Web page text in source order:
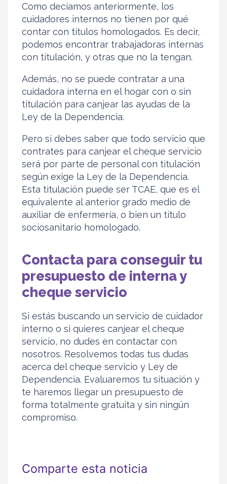
Como decíamos anteriormente, los
cuidadores internos no tienen por qué
contar con títulos homologados. Es decir,
podemos encontrar trabajadoras internas
con titulación, y otras que no la tengan.
Además, no se puede contratar a una
cuidadora interna en el hogar con o sin
titulación para canjear las ayudas de la
Ley de la Dependencia.
Pero sí debes saber que todo servicio que
contrates para canjear el cheque servicio
será por parte de personal con titulación
según exige la Ley de la Dependencia.
Esta titulación puede ser TCAE, que es el
equivalente al anterior grado medio de
auxiliar de enfermería, o bien un título
sociosanitario homologado.
Contacta para conseguir tu
presupuesto de interna y
cheque servicio
Si estás buscando un servicio de cuidador
interno o si quieres canjear el cheque
servicio, no dudes en contactar con
nosotros. Resolvemos todas tus dudas
acerca del cheque servicio y Ley de
Dependencia. Evaluaremos tu situación y
te haremos llegar un presupuesto de
forma totalmente gratuita y sin ningún
compromiso.
Comparte esta noticia